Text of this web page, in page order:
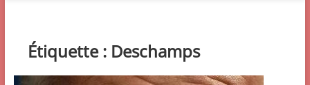
Étiquette : Deschamps